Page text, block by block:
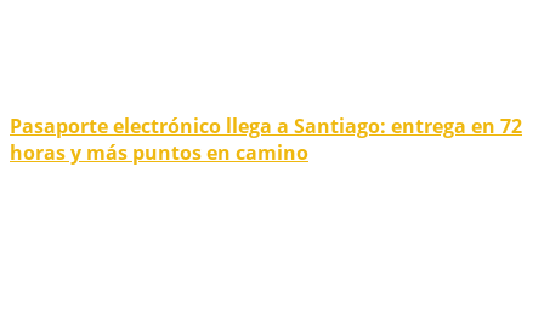
Pasaporte electrónico llega a Santiago: entrega en 72
horas y más puntos en camino